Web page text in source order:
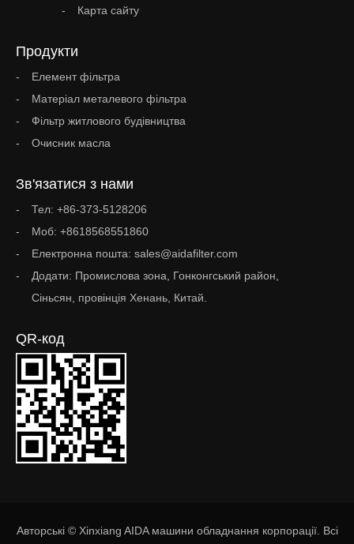
Карта сайту
Продукти
Елемент фільтра
Матеріал металевого фільтра
Фільтр житлового будівництва
Очисник масла
Зв'язатися з нами
Тел: +86-373-5128206
Моб: +8618568551860
Електронна пошта: sales@aidafilter.com
Додати: Промислова зона, Гонконгський район,
Сіньсян, провінція Хенань, Китай.
QR-код
Авторські © Xinxiang AIDA машини обладнання корпорації. Всі